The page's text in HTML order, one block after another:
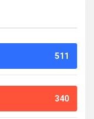
511
340